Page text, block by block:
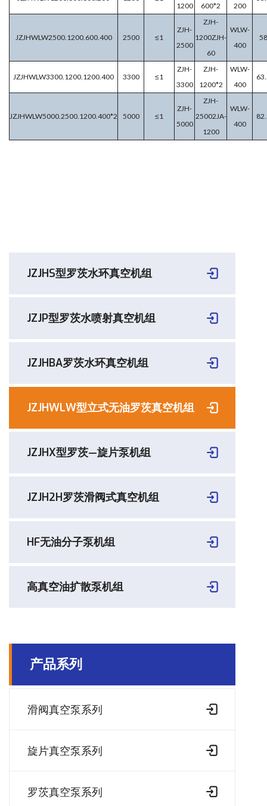
JZJHS型罗茨水环真空机组
JZJP型罗茨水喷射真空机组
JZJHBA罗茨水环真空机组
JZJHWLW型立式无油罗茨真空机组
JZJHX型罗茨—旋片泵机组
JZJH2H罗茨滑阀式真空机组
HF无油分子泵机组
高真空油扩散泵机组
产品系列
滑阀真空泵系列
旋片真空泵系列
罗茨真空泵系列
1200
600*2 200
JZJHWLW2500.1200.600.400 2500 ≤1
ZJH-
2500
ZJH-
1200ZJH-
60
WLW-
400
58
JZJHWLW3300.1200.1200.400 3300 ≤1
ZJH-
3300
ZJH-
1200*2
WLW-
400
JZJHWLW5000.2500.1200.400*2 5000 ≤1
ZJH-
5000
ZJH-
25002JA-
1200
WLW-
400